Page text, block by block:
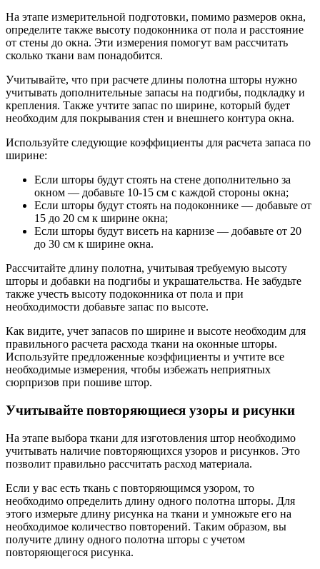
На этапе измерительной подготовки, помимо размеров окна,
определите также высоту подоконника от пола и расстояние
от стены до окна. Эти измерения помогут вам рассчитать
сколько ткани вам понадобится.
Учитывайте, что при расчете длины полотна шторы нужно
учитывать дополнительные запасы на подгибы, подкладку и
крепления. Также учтите запас по ширине, который будет
необходим для покрывания стен и внешнего контура окна.
Используйте следующие коэффициенты для расчета запаса по
ширине:
Если шторы будут стоять на стене дополнительно за
окном — добавьте 10-15 см с каждой стороны окна;
Если шторы будут стоять на подоконнике — добавьте от
15 до 20 см к ширине окна;
Если шторы будут висеть на карнизе — добавьте от 20
до 30 см к ширине окна.
Рассчитайте длину полотна, учитывая требуемую высоту
шторы и добавки на подгибы и украшательства. Не забудьте
также учесть высоту подоконника от пола и при
необходимости добавьте запас по высоте.
Как видите, учет запасов по ширине и высоте необходим для
правильного расчета расхода ткани на оконные шторы.
Используйте предложенные коэффициенты и учтите все
необходимые измерения, чтобы избежать неприятных
сюрпризов при пошиве штор.
Учитывайте повторяющиеся узоры и рисунки
На этапе выбора ткани для изготовления штор необходимо
учитывать наличие повторяющихся узоров и рисунков. Это
позволит правильно рассчитать расход материала.
Если у вас есть ткань с повторяющимся узором, то
необходимо определить длину одного полотна шторы. Для
этого измерьте длину рисунка на ткани и умножьте его на
необходимое количество повторений. Таким образом, вы
получите длину одного полотна шторы с учетом
повторяющегося рисунка.